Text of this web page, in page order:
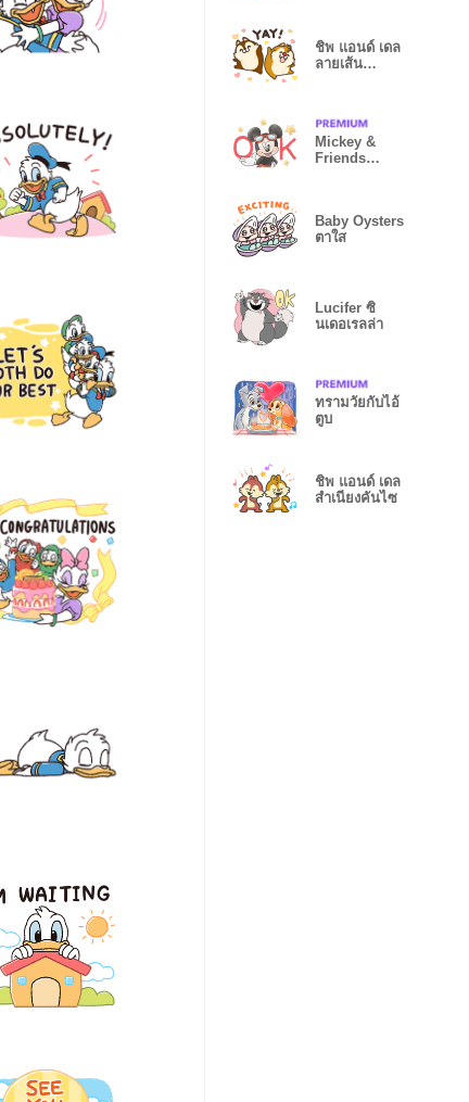
ชิพ แอนด์ เดล
ลายเส้น
Mickey &
Friends
Baby Oysters
ตาใส
Lucifer ซิ
นเดอเรลล่า
ทรามวัยกับไอ้
ตูบ
ชิพ แอนด์ เดล
สำเนียงคันไซ